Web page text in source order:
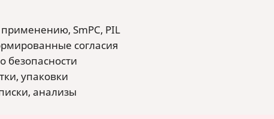
SmPC, PIL
согласия
безопасности
упаковки
анализы